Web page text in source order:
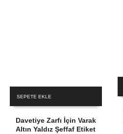
SEPETE EKLE
Davetiye Zarfı İçin Varak
Altın Yaldız Şeffaf Etiket